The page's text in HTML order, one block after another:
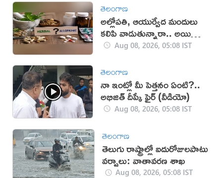
తెలంగాణ
అల్లోపతి, ఆయుర్వేద మందులు
కలిపి వాడుతున్నారా.. అయితే
జాగ్రత్త!Aug 08, 2026, 05:08 IST
తెలంగాణ
నా ఇంట్లో మీ పెత్తనం ఏంటి?..
అభిజిత్‌ దీప్కే ఫైర్‌ (వీడియో)
Aug 08, 2026, 05:08 IST
తెలంగాణ
తెలుగు రాష్ట్రాల్లో ఐదురోజులపాటు
వర్షాలు: వాతావరణ శాఖ
Aug 08, 2026, 05:08 IST